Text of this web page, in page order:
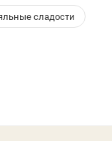
сладости